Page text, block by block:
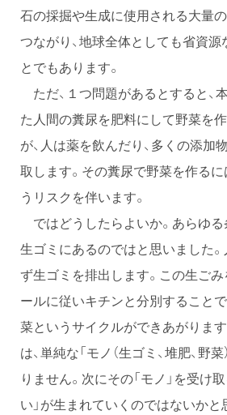
石の採掘や生成に使用される大量
つながり、地球全体としても省資
とでもあります。
ただ、１つ問題があるとすると、
た人間の糞尿を肥料にして野菜を
が、人は薬を飲んだり、多くの添加
取します。その糞尿で野菜を作る
うリスクを伴います。
ではどうしたらよいか。あらゆ
生ゴミにあるのではと思いました
ず生ゴミを排出します。この生ご
ールに従いキチンと分別すること
菜というサイクルができあがりま
は、単純な「モノ（生ゴミ、堆肥、野
りません。次にその「モノ」を受け
い」が生まれていくのではないかと